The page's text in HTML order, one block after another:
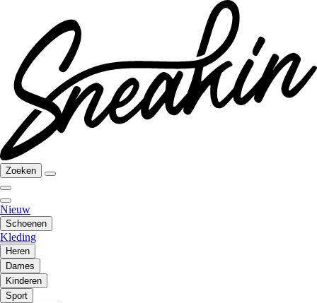
Zoeken
Nieuw
Schoenen
Kleding
Heren
Dames
Kinderen
Sport